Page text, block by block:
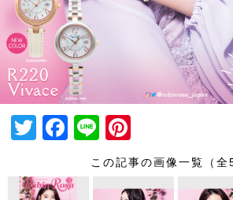
T
tt
F
c
Li
n
nt
この記事の画像一覧（全